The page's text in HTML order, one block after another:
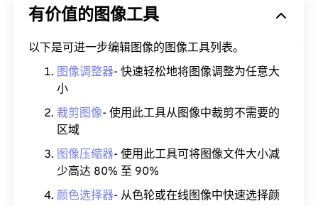
有价值的图像工具
以下是可进一步编辑图像的图像工具列表。
图像调整器- 快速轻松地将图像调整为任意大
小
裁剪图像- 使用此工具从图像中裁剪不需要的
区域
图像压缩器- 使用此工具可将图像文件大小减
少高达 80% 至 90%
颜色选择器- 从色轮或在线图像中快速选择颜